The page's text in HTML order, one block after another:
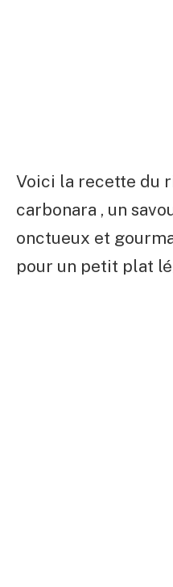
Voici la recette du
carbonara , un
onctueux et
pour un petit plat